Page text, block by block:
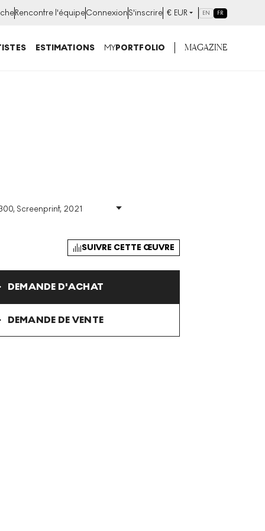
Rencontre l'équipeConnexionS'inscrire € EUR EN FR
ESTIMATIONS MYPORTFOLIO MAGAZINE
Screenprint, 2021
Taille : H 60cm X W
Signed PrintSUIVRE CETTE ŒUVRE
DEMANDE D'ACHAT
DEMANDE DE VENTE